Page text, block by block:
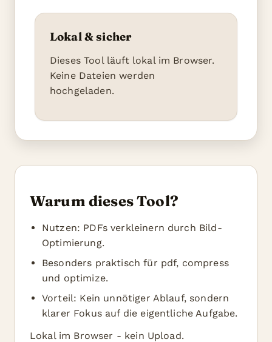
Lokal & sicher
Dieses Tool läuft lokal im Browser.
Keine Dateien werden
hochgeladen.
Warum dieses Tool?
Nutzen: PDFs verkleinern durch Bild-
Optimierung.
Besonders praktisch für pdf, compress
und optimize.
Vorteil: Kein unnötiger Ablauf, sondern
klarer Fokus auf die eigentliche Aufgabe.
Lokal im Browser - kein Upload.